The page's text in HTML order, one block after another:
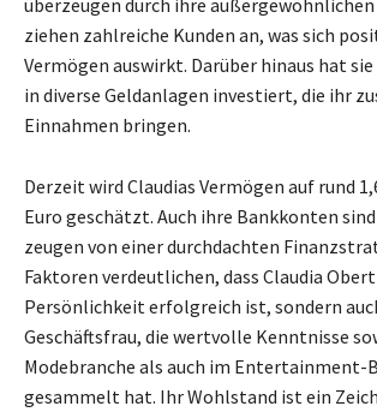
ziehen zahlreiche Kunden an, was sich
Vermögen auswirkt. Darüber hinaus hat sie
in diverse Geldanlagen investiert, die ihr
Einnahmen bringen.
Derzeit wird Claudias Vermögen auf rund
Euro geschätzt. Auch ihre Bankkonten
zeugen von einer durchdachten
Faktoren verdeutlichen, dass Claudia
Persönlichkeit erfolgreich ist, sondern
Geschäftsfrau, die wertvolle Kenntnisse
Modebranche als auch im Entertainment-
gesammelt hat. Ihr Wohlstand ist ein